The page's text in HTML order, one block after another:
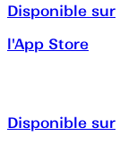
Disponible sur
l'App Store
Disponible sur